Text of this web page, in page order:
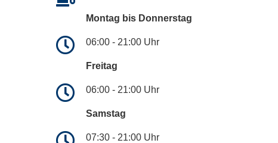
Montag bis Donnerstag
06:00 - 21:00 Uhr
Freitag
06:00 - 21:00 Uhr
Samstag
07:30 - 21:00 Uhr